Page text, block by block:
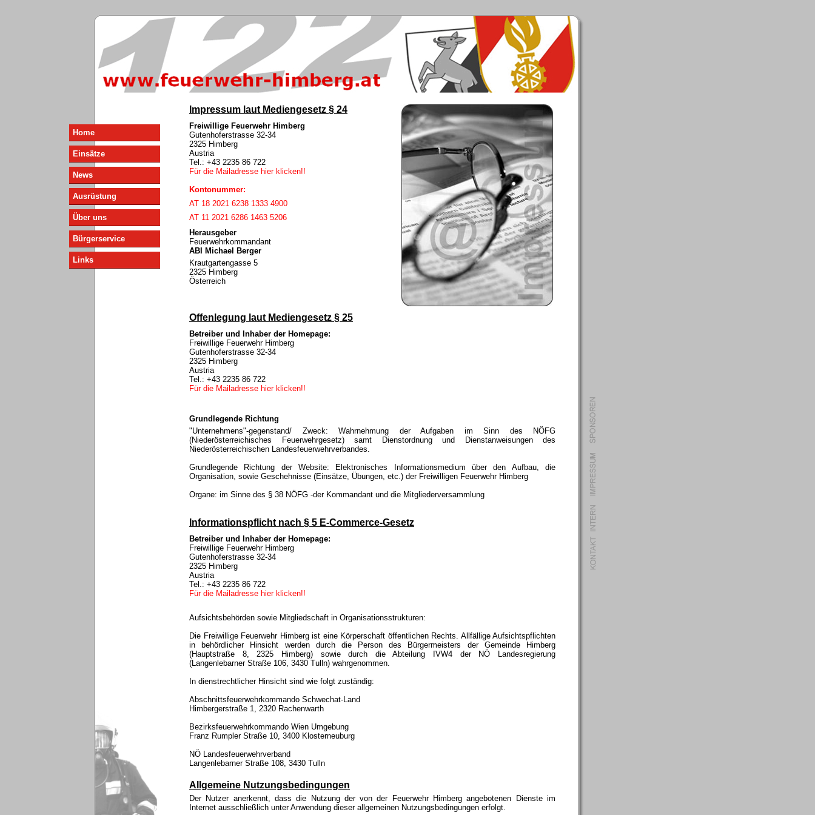
Home
Einsätze
News
Ausrüstung
Über uns
Bürgerservice
Links
Impressum laut Mediengesetz § 24
Freiwillige Feuerwehr Himberg
Gutenhoferstrasse 32-34
2325 Himberg
Austria
Tel.: +43 2235 86 722
Für die Mailadresse hier klicken!!
Kontonummer:
AT 18 2021 6238 1333 4900
AT 11 2021 6286 1463 5206
Herausgeber
Feuerwehrkommandant
ABI Michael Berger
Krautgartengasse 5
2325 Himberg
Österreich
Offenlegung laut Mediengesetz § 25
Betreiber und Inhaber der Homepage:
Freiwillige Feuerwehr Himberg
Gutenhoferstrasse 32-34
2325 Himberg
Austria
Tel.: +43 2235 86 722
Für die Mailadresse hier klicken!!
Grundlegende Richtung
"Unternehmens"-gegenstand/ Zweck: Wahrnehmung der Aufgaben im Sinn des NÖFG
(Niederösterreichisches Feuerwehrgesetz) samt Dienstordnung und Dienstanweisungen des
Niederösterreichischen Landesfeuerwehrverbandes.
Grundlegende Richtung der Website: Elektronisches Informationsmedium über den Aufbau, die
Organisation, sowie Geschehnisse (Einsätze, Übungen, etc.) der Freiwilligen Feuerwehr Himberg
Organe: im Sinne des § 38 NÖFG -der Kommandant und die Mitgliederversammlung
Informationspflicht nach § 5 E-Commerce-Gesetz
Betreiber und Inhaber der Homepage:
Freiwillige Feuerwehr Himberg
Gutenhoferstrasse 32-34
2325 Himberg
Austria
Tel.: +43 2235 86 722
Für die Mailadresse hier klicken!!
Aufsichtsbehörden sowie Mitgliedschaft in Organisationsstrukturen:
Die Freiwillige Feuerwehr Himberg ist eine Körperschaft öffentlichen Rechts. Allfällige Aufsichtspflichten
in behördlicher Hinsicht werden durch die Person des Bürgermeisters der Gemeinde Himberg
(Hauptstraße 8, 2325 Himberg) sowie durch die Abteilung IVW4 der NÖ Landesregierung
(Langenlebarner Straße 106, 3430 Tulln) wahrgenommen.
In dienstrechtlicher Hinsicht sind wie folgt zuständig:
Abschnittsfeuerwehrkommando Schwechat-Land
Himbergerstraße 1, 2320 Rachenwarth
Bezirksfeuerwehrkommando Wien Umgebung
Franz Rumpler Straße 10, 3400 Klosterneuburg
NÖ Landesfeuerwehrverband
Langenlebarner Straße 108, 3430 Tulln
Allgemeine Nutzungsbedingungen
Der Nutzer anerkennt, dass die Nutzung der von der Feuerwehr Himberg angebotenen Dienste im
Internet ausschließlich unter Anwendung dieser allgemeinen Nutzungsbedingungen erfolgt.